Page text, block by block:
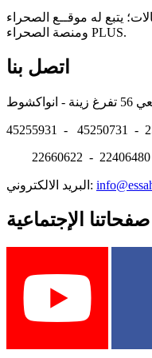
يتبع له موقــع الصحراء
ومنصة الصحراء PLUS.
اتصل بنا
22660622 - 22406480
البريد الالكتروني:
صفحاتنا الإجتماعية